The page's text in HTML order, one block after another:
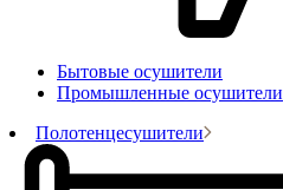
Бытовые осушители
Промышленные осушители
Полотенцесушители